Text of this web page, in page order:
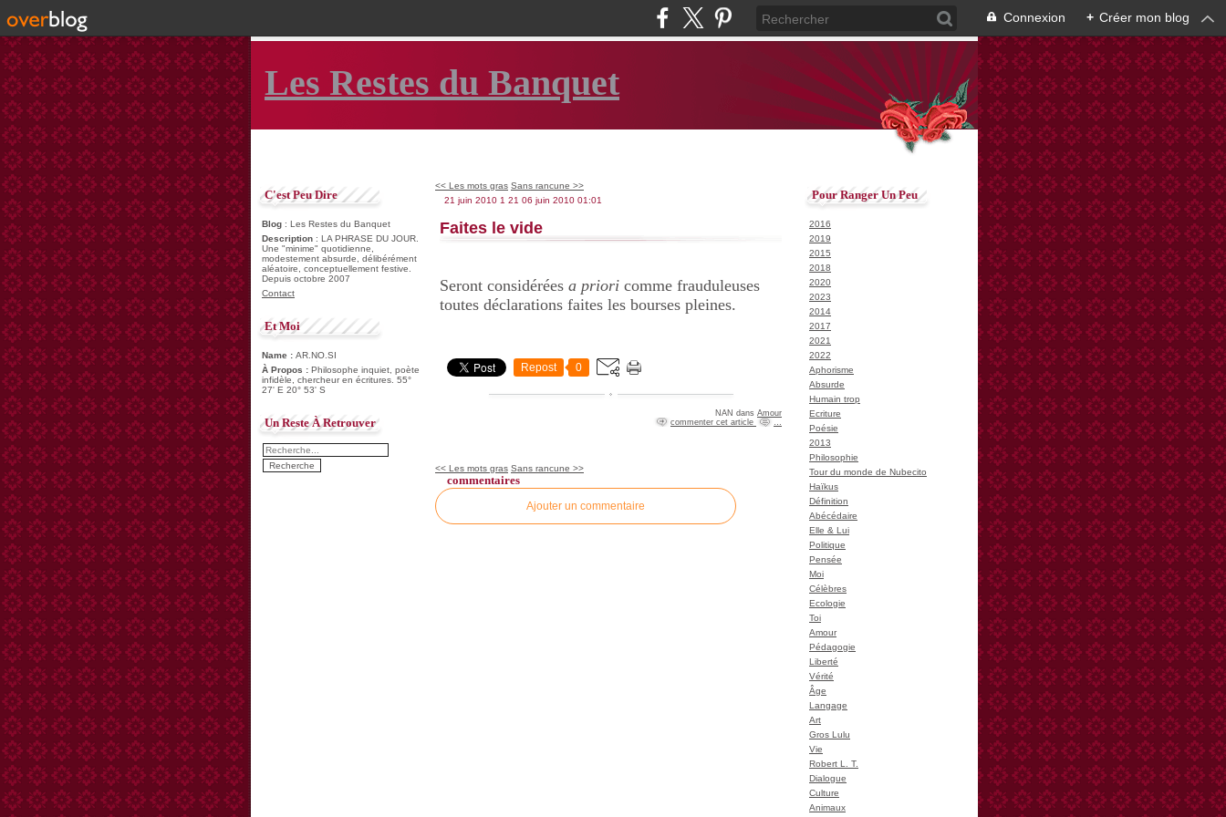
Connexion + Créer mon blog
Les Restes du Banquet
C'est Peu Dire
Blog : Les Restes du Banquet
Description : LA PHRASE DU JOUR.
Une "minime" quotidienne,
modestement absurde, délibérément
aléatoire, conceptuellement festive.
Depuis octobre 2007
Contact
Et Moi
Name : AR.NO.SI
À Propos : Philosophe inquiet, poète
infidèle, chercheur en écritures. 55°
27' E 20° 53' S
Un Reste À Retrouver
<< Les mots gras Sans rancune >>
21 juin 2010 1 21 06 juin 2010 01:01
Faites le vide
Seront considérées a priori comme frauduleuses
toutes déclarations faites les bourses pleines.
Repost 0
NAN dans Amour
commenter cet article
<< Les mots gras Sans rancune >>
commentaires
Ajouter un commentaire
Pour Ranger Un Peu
2016
2019
2015
2018
2020
2023
2014
2017
2021
2022
Aphorisme
Absurde
Humain trop
Ecriture
Poésie
2013
Philosophie
Tour du monde de Nubecito
Haïkus
Définition
Abécédaire
Elle & Lui
Politique
Pensée
Moi
Célèbres
Ecologie
Toi
Amour
Pédagogie
Liberté
Vérité
Âge
Langage
Art
Gros Lulu
Vie
Robert L. T.
Dialogue
Culture
Animaux